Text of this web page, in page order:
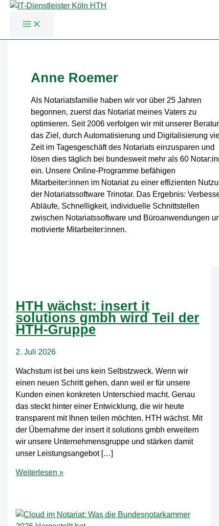
Anne Roemer
Als Notariatsfamilie haben wir vor über 25 Jahren
begonnen, zuerst das Notariat meines Vaters zu
optimieren. Seit 2006 verfolgen wir mit unserer
das Ziel, durch Automatisierung und Digitalisierung
Zeit im Tagesgeschäft des Notariats einzusparen und
lösen dies täglich bei bundesweit mehr als 60
ein. Unsere Online-Programme befähigen
Mitarbeiter:innen im Notariat zu einer effizienten
der Notariatssoftware Trinotar. Das Ergebnis:
Abläufe, Schnelligkeit, individuelle Schnittstellen
zwischen Notariatssoftware und Büroanwendungen
motivierte Mitarbeiter:innen.
HTH wächst: insert it
solutions gmbh wird Teil der
HTH-Gruppe
2. Juli 2026
Wachstum ist bei uns kein Selbstzweck. Wenn wir
einen neuen Schritt gehen, dann weil er für unsere
Kunden einen konkreten Unterschied macht. Genau
das steckt hinter einer Entwicklung, die wir heute
transparent mit Ihnen teilen möchten. HTH wächst. Mit
der Übernahme der insert it solutions gmbh erweitern
wir unsere Unternehmensgruppe und stärken damit
unser Leistungsangebot […]
HTH
it
solutions
Weiterlesen »